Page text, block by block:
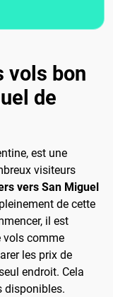
vols bon
de
est une
visiteurs
vers San Miguel
de cette
il est
vols comme
les prix de
endroit. Cela
disponibles.